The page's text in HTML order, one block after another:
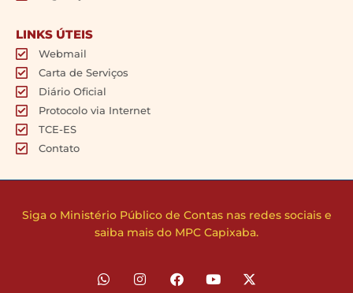
LINKS ÚTEIS
Webmail
Carta de Serviços
Diário Oficial
Protocolo via Internet
TCE-ES
Contato
Siga o Ministério Público de Contas nas redes sociais e
saiba mais do MPC Capixaba.